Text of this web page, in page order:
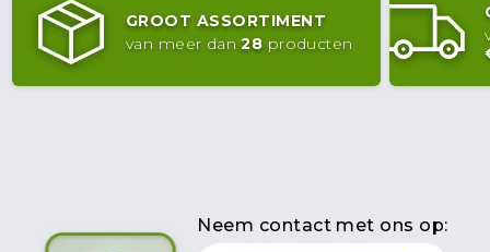
GROOT ASSORTIMENT
van meer dan28 producten
Neem contact met ons op: